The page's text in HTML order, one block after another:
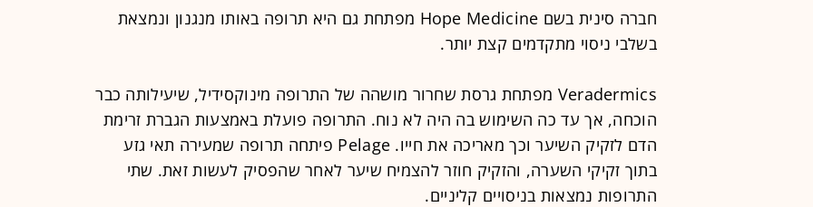
חברה סינית בשם Hope Medicine מפתחת גם היא תרופה באותו מנגנון ונמצאת
בשלבי ניסוי מתקדמים קצת יותר.
Veradermics מפתחת גרסת שחרור מושהה של התרופה מינוקסידיל, שיעילותה כבר
הוכחה, אך עד כה השימוש בה היה לא נוח. התרופה פועלת באמצעות הגברת זרימת
הדם לזקיק השיער וכך מאריכה את חייו. Pelage פיתחה תרופה שמעירה תאי גזע
בתוך זקיקי השערה, והזקיק חוזר להצמיח שיער לאחר שהפסיק לעשות זאת. שתי
התרופות נמצאות בניסויים קליניים.